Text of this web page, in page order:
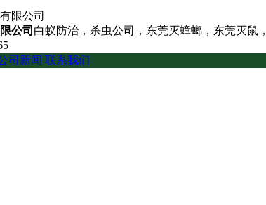
公司 白蚁防治，杀虫公司，东莞灭蟑螂，东莞灭鼠
司新闻 联系我们